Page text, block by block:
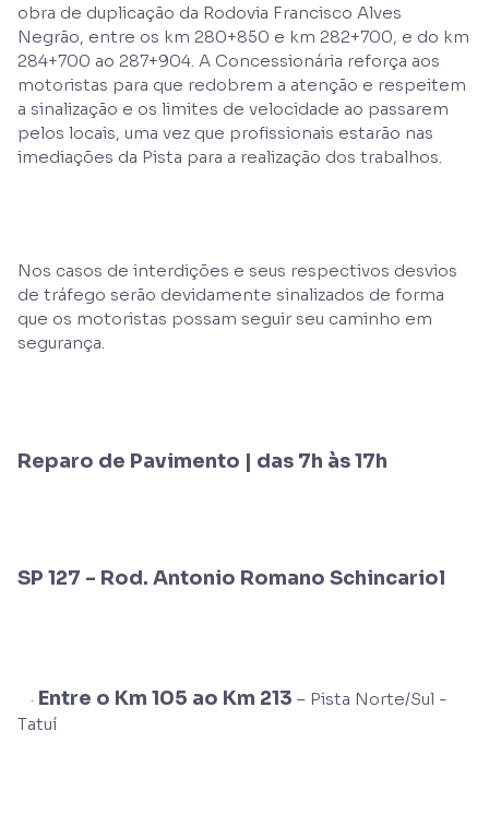
obra de duplicação da Rodovia Francisco Alves
Negrão, entre os km 280+850 e km 282+700, e do km
284+700 ao 287+904. A Concessionária reforça aos
motoristas para que redobrem a atenção e respeitem
a sinalização e os limites de velocidade ao passarem
pelos locais, uma vez que profissionais estarão nas
imediações da Pista para a realização dos trabalhos.
Nos casos de interdições e seus respectivos desvios
de tráfego serão devidamente sinalizados de forma
que os motoristas possam seguir seu caminho em
segurança.
Reparo de Pavimento | das 7h às 17h
SP 127 - Rod. Antonio Romano Schincariol
· Entre o Km 105 ao Km 213 – Pista Norte/Sul -
Tatuí